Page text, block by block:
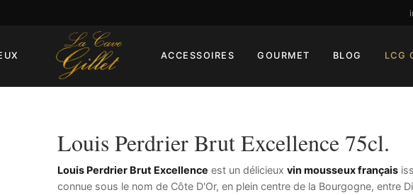
ACCESSOIRES GOURMET BLOG LCG
Louis Perdrier Brut Excellence 75cl.
Louis Perdrier Brut Excellence est un délicieux vin mousseux français
connue sous le nom de Côte D'Or, en plein centre de la Bourgogne, entre